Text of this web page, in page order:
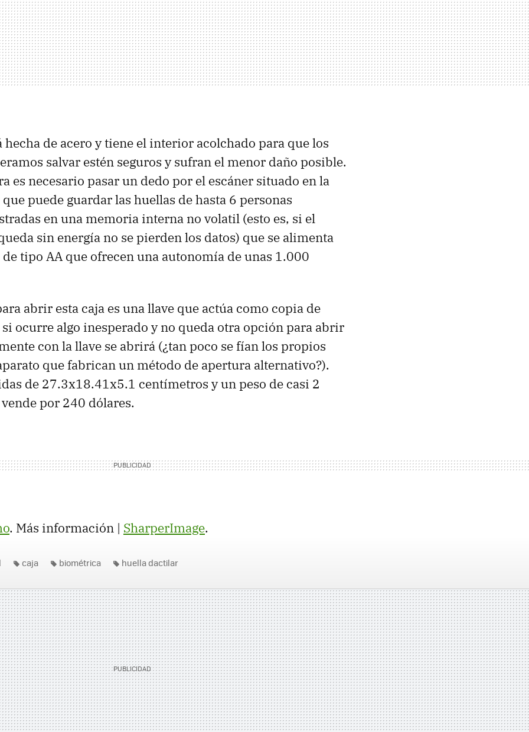
hecha de acero y tiene el interior acolchado para que los
salvar estén seguros y sufran el menor daño posible.
es necesario pasar un dedo por el escáner situado en la
puede guardar las huellas de hasta 6 personas
en una memoria interna no volatil (esto es, si el
sin energía no se pierden los datos) que se alimenta
tipo AA que ofrecen una autonomía de unas 1.000
abrir esta caja es una llave que actúa como copia de
ocurre algo inesperado y no queda otra opción para abrir
con la llave se abrirá (¿tan poco se fían los propios
que fabrican un método de apertura alternativo?).
de 27.3x18.41x5.1 centímetros y un peso de casi 2
por 240 dólares.
. Más información | SharperImage.
caja biométrica huella dactilar